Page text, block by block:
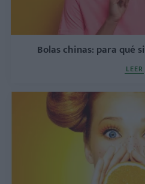
Bolas chinas: para qué
LEER